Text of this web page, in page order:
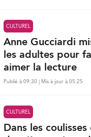
CULTUREL
Anne Gucciardi
les adultes pour
aimer la lecture
Publié à 09:30 | Mis à jour à 05:25
CULTUREL
Dans les coulisses